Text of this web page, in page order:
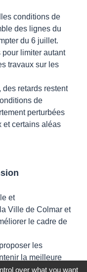
conditions de
des lignes du
du 6 juillet.
limiter autant
travaux sur les
des retards restent
de
perturbées
et certains aléas
et
Ville de Colmar et
le cadre de
les
la meilleure
toute la durée des
over what you want